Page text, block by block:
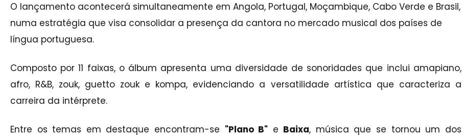
O lançamento acontecerá simultaneamente em Angola, Portugal, Moçambique, Cabo Verde e Brasil,
numa estratégia que visa consolidar a presença da cantora no mercado musical dos países de
língua portuguesa.
Composto por 11 faixas, o álbum apresenta uma diversidade de sonoridades que inclui amapiano,
afro, R&B, zouk, guetto zouk e kompa, evidenciando a versatilidade artística que caracteriza a
carreira da intérprete.
Entre os temas em destaque encontram-se "Plano B" e Baixa, música que se tornou um dos